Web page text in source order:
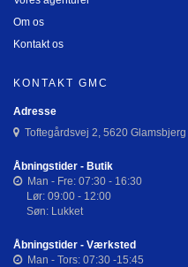
Om os
Kontakt os
KONTAKT GMC
Adresse
Toftegårdsvej 2, 5620 Glamsbjerg
Åbningstider - Butik
Man - Fre: 07:30 - 16:30
Lør: 09:00 - 12:00
Søn: Lukket
Åbningstider - Værksted
Man - Tors: 07:30 -15:45